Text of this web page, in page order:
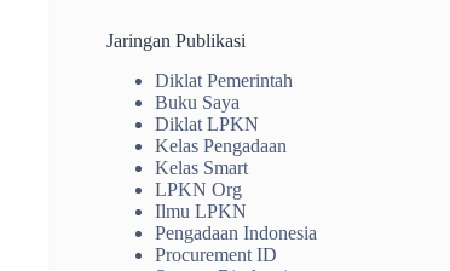
Jaringan Publikasi
Diklat Pemerintah
Buku Saya
Diklat LPKN
Kelas Pengadaan
Kelas Smart
LPKN Org
Ilmu LPKN
Pengadaan Indonesia
Procurement ID